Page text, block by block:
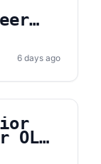
6 days ago
OL